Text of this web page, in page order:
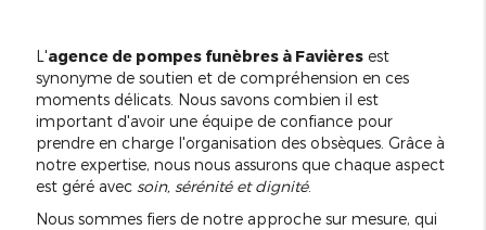
L'agence de pompes funèbres à Favièresest
synonyme de soutien et de compréhension en ces
moments délicats. Nous savons combien il est
important d'avoir une équipe de confiance pour
prendre en charge l'organisation des obsèques. Grâce à
notre expertise, nous nous assurons que chaque aspect
est géré avec soin, sérénité et dignité.
Nous sommes fiers de notre approche sur mesure, qui